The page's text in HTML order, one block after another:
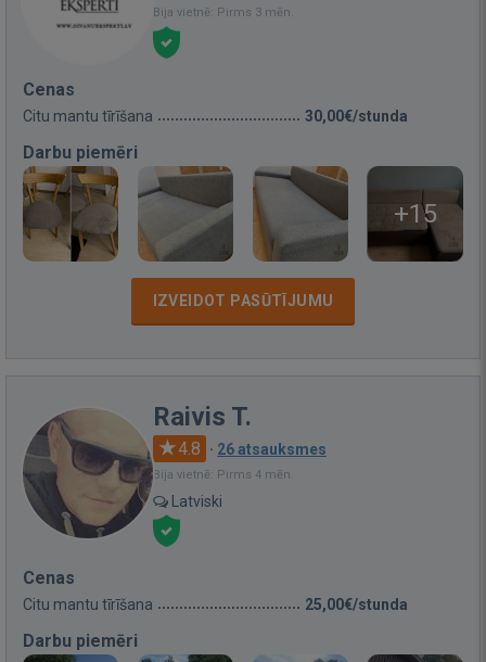
Bija vietnē: Pirms 3 mēn.
Cenas
Citu mantu tīrīšana 30,00€/stunda
Darbu piemēri
+15
IZVEIDOT PASŪTĪJUMU
Raivis T.
4.8 · 26 atsauksmes
Bija vietnē: Pirms 4 mēn.
Latviski
Cenas
Citu mantu tīrīšana 25,00€/stunda
Darbu piemēri